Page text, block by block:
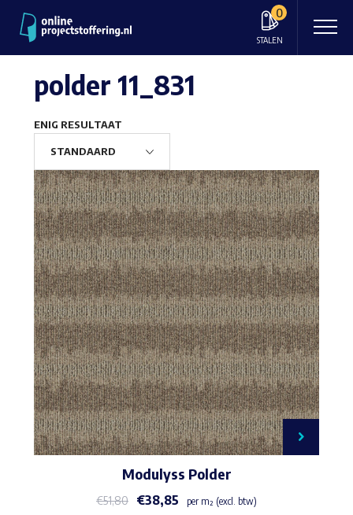
0
STALEN
polder 11_831
ENIG RESULTAAT
Modulyss Polder
€51,80 €38,85 per m² (excl. btw)